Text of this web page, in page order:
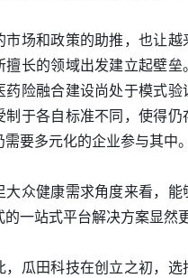
市场和政策的助推，也让
擅长的领域出发建立起壁
药险融合建设尚处于模式
制于各自标准不同，使得
要多元化的企业参与其中。
大众健康需求角度来看，
一站式平台解决方案显然
，瓜田科技在创立之初，